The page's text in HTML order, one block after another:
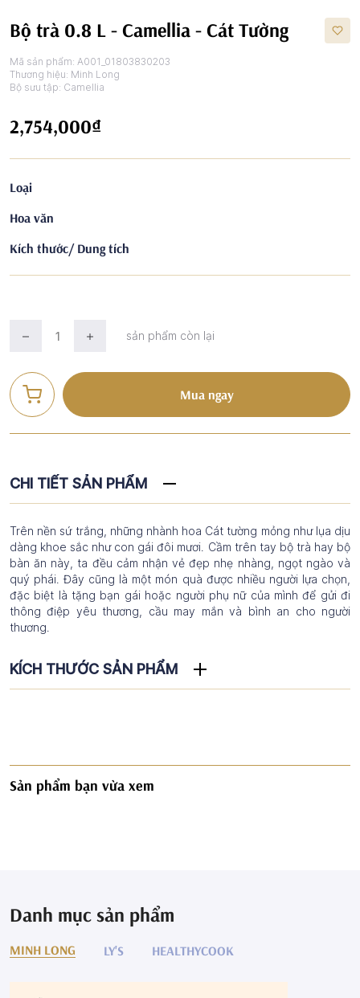
Bộ trà 0.8 L - Camellia - Cát Tường
Mã sản phẩm: A001_01803830203
Thương hiệu: Minh Long
Bộ sưu tập: Camellia
2,754,000₫
Loại
Hoa văn
Kích thước/ Dung tích
sản phẩm còn lại
Mua ngay
CHI TIẾT SẢN PHẨM
Trên nền sứ trắng, những nhành hoa Cát tường mỏng như lụa dịu
dàng khoe sắc như con gái đôi mươi. Cầm trên tay bộ trà hay bộ
bàn ăn này, ta đều cảm nhận vẻ đẹp nhẹ nhàng, ngọt ngào và
quý phái. Đây cũng là một món quà được nhiều người lựa chọn,
đặc biệt là tặng bạn gái hoặc người phụ nữ của mình để gửi đi
thông điệp yêu thương, cầu may mắn và bình an cho người
thương.
KÍCH THƯỚC SẢN PHẨM
Sản phẩm bạn vừa xem
Danh mục sản phẩm
MINH LONG LY'S HEALTHYCOOK